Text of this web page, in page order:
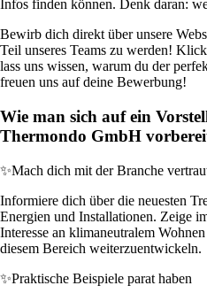
Infos finden können. Denk daran:
Bewirb dich direkt über unsere
Teil unseres Teams zu werden!
lass uns wissen, warum du der
freuen uns auf deine Bewerbung!
Wie man sich auf ein
Thermondo GmbH
✨Mach dich mit der Branche
Informiere dich über die neuesten
Energien und Installationen. Zeige
Interesse an klimaneutralem
diesem Bereich weiterzuentwickeln.
✨Praktische Beispiele parat haben